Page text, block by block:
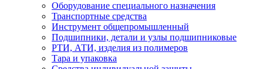
Оборудование специального назначения
Транспортные средства
Инструмент общепромышленный
Подшипники, детали и узлы подшипниковые
РТИ, АТИ, изделия из полимеров
Тара и упаковка